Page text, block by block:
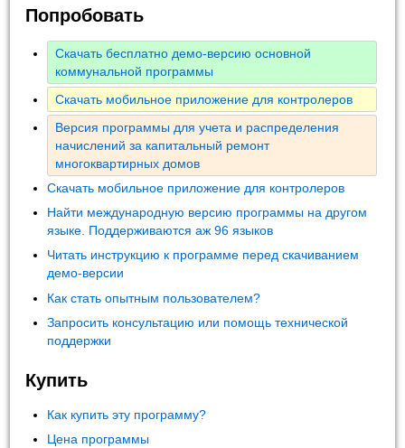
Попробовать
Скачать бесплатно демо-версию основной
коммунальной программы
Скачать мобильное приложение для контролеров
Версия программы для учета и распределения
начислений за капитальный ремонт
многоквартирных домов
Скачать мобильное приложение для контролеров
Найти международную версию программы на другом
языке. Поддерживаются аж 96 языков
Читать инструкцию к программе перед скачиванием
демо-версии
Как стать опытным пользователем?
Запросить консультацию или помощь технической
поддержки
Купить
Как купить эту программу?
Цена программы